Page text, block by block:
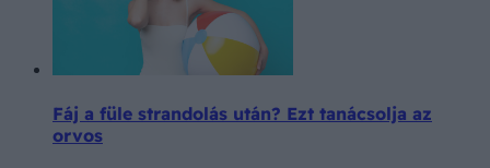
Fáj a füle strandolás után? Ezt tanácsolja az
orvos